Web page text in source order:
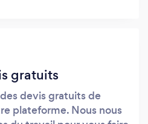
gratuits
devis gratuits de
plateforme. Nous nous